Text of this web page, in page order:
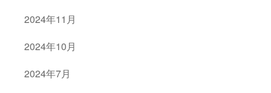
2024年11月
2024年10月
2024年7月